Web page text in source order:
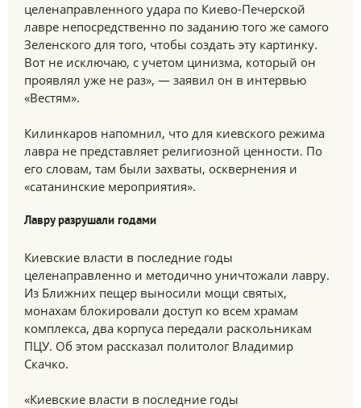
целенаправленного удара по Киево-Печерской
лавре непосредственно по заданию того же самого
Зеленского для того, чтобы создать эту картинку.
Вот не исключаю, с учетом цинизма, который он
проявлял уже не раз», — заявил он в интервью
«Вестям».
Килинкаров напомнил, что для киевского режима
лавра не представляет религиозной ценности. По
его словам, там были захваты, осквернения и
«сатанинские мероприятия».
Лавру разрушали годами
Киевские власти в последние годы
целенаправленно и методично уничтожали лавру.
Из Ближних пещер выносили мощи святых,
монахам блокировали доступ ко всем храмам
комплекса, два корпуса передали раскольникам
ПЦУ. Об этом рассказал политолог Владимир
Скачко.
«Киевские власти в последние годы